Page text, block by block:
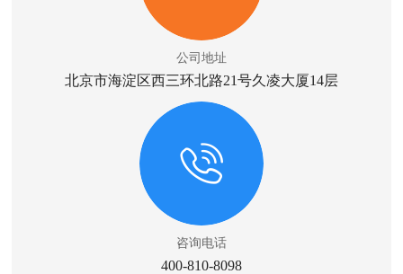
公司地址
北京市海淀区西三环北路21号久凌大厦14层
咨询电话
400-810-8098